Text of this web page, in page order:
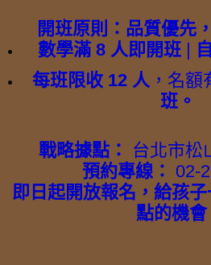
開班原則：品質優先
數學滿 8 人即開班
每班限收 12 人 ，名額
班。
戰略據點：
台北市松
預約專線： 02-
即日起開放報名，給孩
點的機會